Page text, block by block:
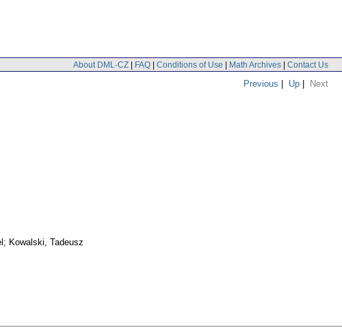
About DML-CZ | FAQ | Conditions of Use | Math Archives | Contact Us
Previous | Up | Next
Kowalski, Tadeusz